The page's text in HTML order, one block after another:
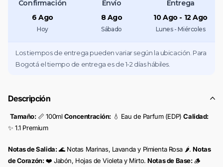
Confirmación
6 Ago
Hoy
Envío
8 Ago
Sábado
Entrega
10 Ago - 12 Ago
Lunes - Miércoles
Los tiempos de entrega pueden variar según la ubicación. Para
Bogotá el tiempo de entrega es de 1-2 días hábiles.
Descripción
Tamaño:📏 100mlConcentración: 💧 Eau de Parfum (EDP)Calidad:
✨ 1.1 Premium
Notas de Salida:🌊 Notas Marinas, Lavanda y Pimienta Rosa 🌶️.Notas
de Corazón:❤️ Jabón, Hojas de Violeta y Mirto.Notas de Base:🪵